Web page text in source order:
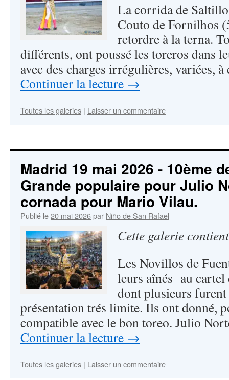
La corrida de
Couto de Fornilhos
retordre à la terna.
différents, ont poussé les toreros dans
avec des charges irrégulières, variées,
Continuer la lecture →
Toutes les galeries | Laisser un commentaire
Madrid 19 mai 2026 - 10ème
Grande populaire pour Julio
cornada pour Mario Vilau.
Publié le20 mai 2026par Niño de San Rafael
Cette galerie
Les Novillos de
leurs aînés au cartel
dont plusieurs
présentation trés limite. Ils ont donné,
compatible avec le bon toreo. Julio
Continuer la lecture →
Toutes les galeries | Laisser un commentaire